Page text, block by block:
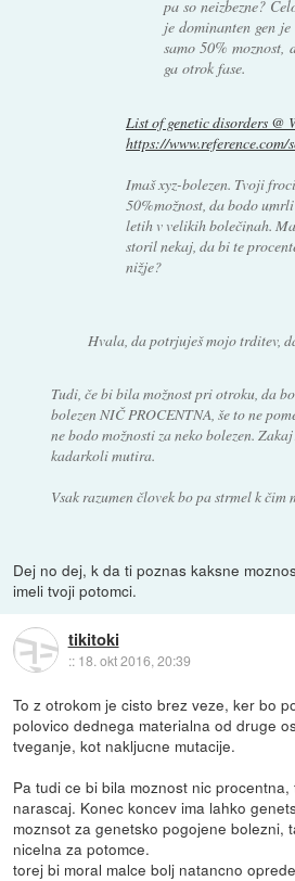
pa so neizbezne?
je dominanten gen je
samo 50% moznost,
ga otrok fase.
List of genetic disorders @
https://www.reference.com/
Imaš xyz-bolezen. Tvoji
50%možnost, da bodo
letih v velikih bolečinah.
storil nekaj, da bi te
nižje?
Hvala, da potrjuješ mojo trditev,
Tudi, če bi bila možnost pri otroku, da
bolezen NIČ PROCENTNA, še to ne
ne bodo možnosti za neko bolezen.
kadarkoli mutira.
Vsak razumen človek bo pa strmel k
Dej no dej, k da ti poznas kaksne
imeli tvoji potomci.
tikitoki
:: 18. okt 2016, 20:39
To z otrokom je cisto brez veze, ker bo
polovico dednega materialna od druge
tveganje, kot nakljucne mutacije.
Pa tudi ce bi bila moznost nic
narascaj. Konec koncev ima lahko
moznsot za genetsko pogojene bolezni,
nicelna za potomce.
torej bi moral malce bolj natancno